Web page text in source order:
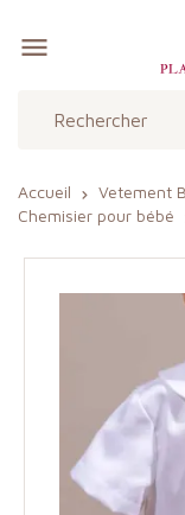

Accueil Vetement
Chemisier pour bébé